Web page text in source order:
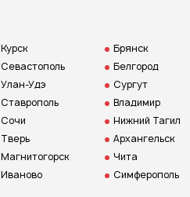
Курск
Севастополь
Улан-Удэ
Ставрополь
Сочи
Тверь
Магнитогорск
Иваново
Брянск
Белгород
Сургут
Владимир
Нижний Тагил
Архангельск
Чита
Симферополь